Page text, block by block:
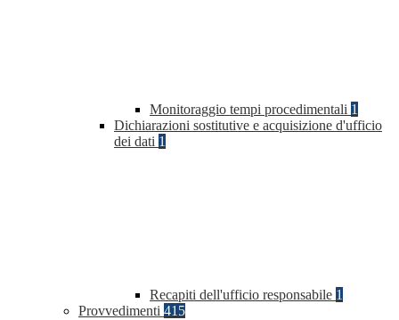
Monitoraggio tempi procedimentali 1
Dichiarazioni sostitutive e acquisizione d'ufficio
dei dati 1
Recapiti dell'ufficio responsabile 1
Provvedimenti 415